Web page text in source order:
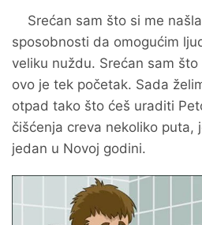
Srećan sam što si me
sposobnosti da omogućim
veliku nuždu. Srećan sam
ovo je tek početak. Sada
otpad tako što ćeš uraditi
čišćenja creva nekoliko puta,
jedan u Novoj godini.